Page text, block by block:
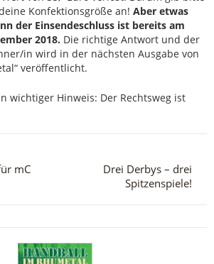
Konfektionsgröße an! Aber etwas
der Einsendeschluss ist bereits am
2018. Die richtige Antwort und der
in wird in der nächsten Ausgabe von
veröffentlicht.
wichtiger Hinweis: Der Rechtsweg ist
mC
Drei Derbys – drei
Spitzenspiele!